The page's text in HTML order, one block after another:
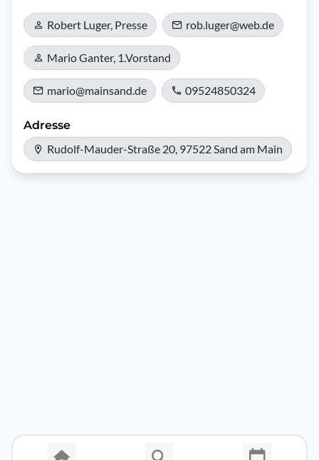
Robert Luger, Presse rob.luger@web.de
Mario Ganter, 1.Vorstand
mario@mainsand.de 09524850324
Adresse
Rudolf-Mauder-Straße 20, 97522 Sand am Main